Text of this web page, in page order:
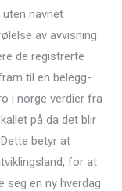
navnet
av avvisning
de registrerte
til en belegg-
i norge verdier fra
på da det blir
betyr at
for at
seg en ny hverdag